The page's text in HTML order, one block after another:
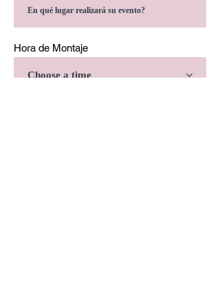
Hora de Montaje
Choose a time